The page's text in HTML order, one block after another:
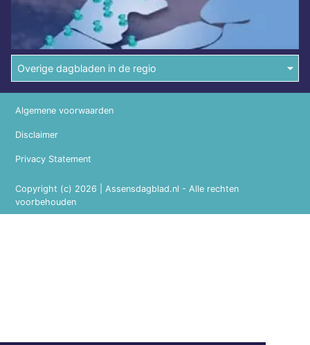
Overige dagbladen in de regio
Copyright (c) 2026 | Assensdagblad.nl - Alle rechten
voorbehouden
Algemene voorwaarden
Disclaimer
Privacy Statement